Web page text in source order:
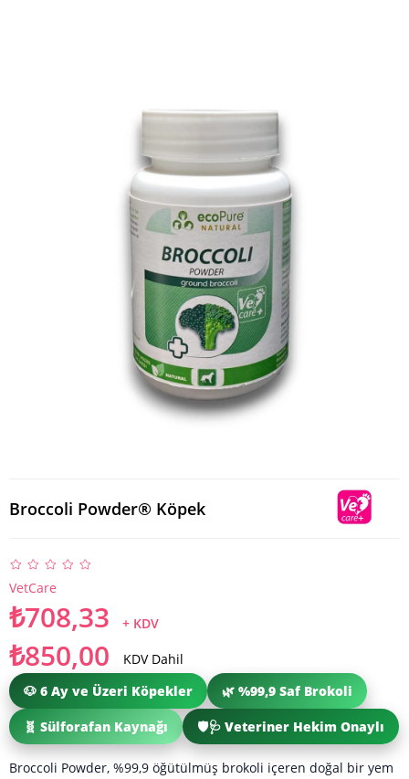
Broccoli Powder® Köpek
VetCare
₺708,33 + KDV
KDV Dahil
₺850,00
🐶 6 Ay ve Üzeri Köpekler 🌿 %99,9 Saf Brokoli
🧬 Sülforafan Kaynağı 🛡️🩺 Veteriner Hekim Onaylı
Broccoli Powder, %99,9 öğütülmüş brokoli içeren doğal bir yem